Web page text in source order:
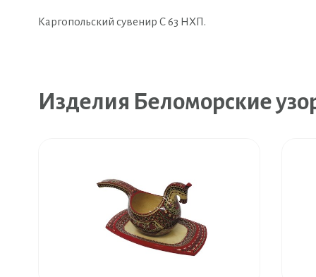
Каргопольский сувенир С 63 НХП.
Изделия Беломорские